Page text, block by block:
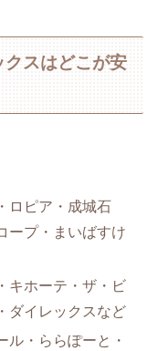
スはどこが安
ロピア・成城石
ープ・まいばすけ
キホーテ・ザ・ビ
ダイレックスなど
ル・ららぽーと・